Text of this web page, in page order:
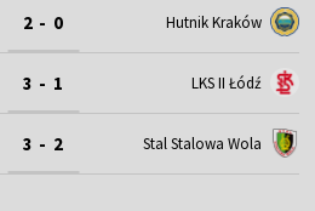
2 - 0 Hutnik Kraków
3 - 1 LKS II Łódź
3 - 2 Stal Stalowa Wola